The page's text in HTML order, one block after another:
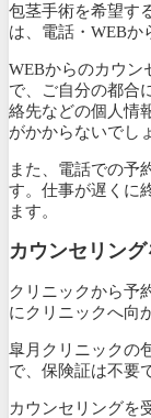
包茎手術を希望す
は、電話・WEBか
WEBからのカウン
で、ご自分の都合
絡先などの個人情
がかからないでし
また、電話での予
す。仕事が遅くに
ます。
カウンセリン
クリニックから予
にクリニックへ向
皐月クリニックの
で、 保険証は不要
カウンセリングを